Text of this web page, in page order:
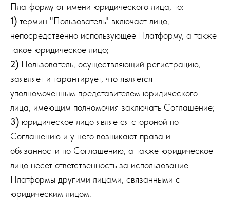
Платформу от имени юридического лица, то:
1) термин "Пользователь" включает лицо,
непосредственно использующее Платформу, а также
такое юридическое лицо;
2) Пользователь, осуществляющий регистрацию,
заявляет и гарантирует, что является
уполномоченным представителем юридического
лица, имеющим полномочия заключать Соглашение;
3) юридическое лицо является стороной по
Соглашению и у него возникают права и
обязанности по Соглашению, а также юридическое
лицо несет ответственность за использование
Платформы другими лицами, связанными с
юридическим лицом.